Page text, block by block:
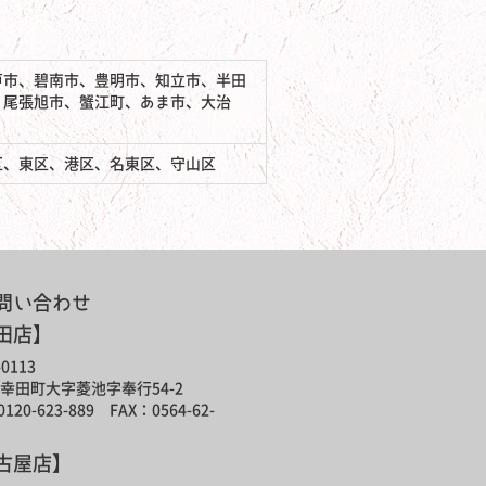
、碧南市、豊明市、知立市、半田
張旭市、蟹江町、あま市、大治
東区、港区、名東区、守山区
い合わせ
店】
田町大字菱池字奉行54-2
623-889 FAX：0564-62-
屋店】